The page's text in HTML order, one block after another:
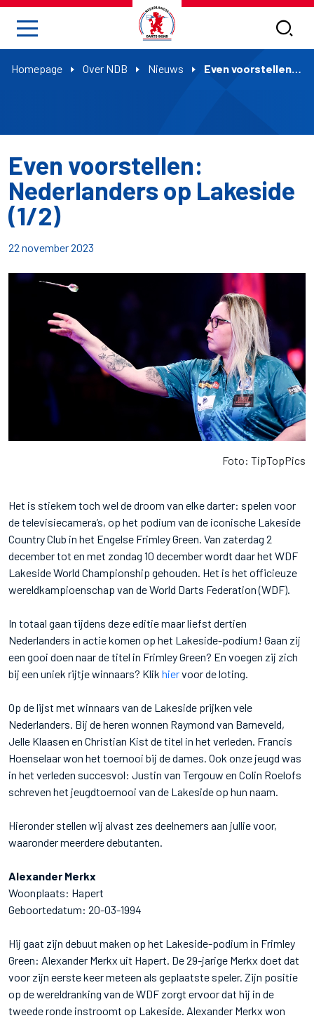
Homepage Over NDB Nieuws Even voorstellen: Nederlanders op Lakeside (1/2)
Even voorstellen:
Nederlanders op Lakeside
(1/2)
22 november 2023
Foto: TipTopPics
Het is stiekem toch wel de droom van elke darter: spelen voor
de televisiecamera’s, op het podium van de iconische Lakeside
Country Club in het Engelse Frimley Green. Van zaterdag 2
december tot en met zondag 10 december wordt daar het WDF
Lakeside World Championship gehouden. Het is het officieuze
wereldkampioenschap van de World Darts Federation (WDF).
In totaal gaan tijdens deze editie maar liefst dertien
Nederlanders in actie komen op het Lakeside-podium! Gaan zij
een gooi doen naar de titel in Frimley Green? En voegen zij zich
bij een uniek rijtje winnaars? Klik hiervoor de loting.
Op de lijst met winnaars van de Lakeside prijken vele
Nederlanders. Bij de heren wonnen Raymond van Barneveld,
Jelle Klaasen en Christian Kist de titel in het verleden. Francis
Hoenselaar won het toernooi bij de dames. Ook onze jeugd was
in het verleden succesvol: Justin van Tergouw en Colin Roelofs
schreven het jeugdtoernooi van de Lakeside op hun naam.
Hieronder stellen wij alvast zes deelnemers aan jullie voor,
waaronder meerdere debutanten.
Alexander Merkx
Woonplaats: Hapert
Geboortedatum: 20-03-1994
Hij gaat zijn debuut maken op het Lakeside-podium in Frimley
Green: Alexander Merkx uit Hapert. De 29-jarige Merkx doet dat
voor zijn eerste keer meteen als geplaatste speler. Zijn positie
op de wereldranking van de WDF zorgt ervoor dat hij in de
tweede ronde instroomt op Lakeside. Alexander Merkx won